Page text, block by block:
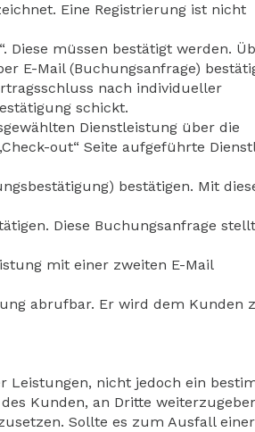
Eine Registrierung ist nicht
Diese müssen bestätigt werden.
E-Mail (Buchungsanfrage)
nach individueller
schickt.
Dienstleistung über die
out“ Seite aufgeführte
bestätigen. Mit
Diese Buchungsanfrage
mit einer zweiten E-Mail
abrufbar. Er wird dem Kunden
Leistungen, nicht jedoch ein
Kunden, an Dritte
Sollte es zum Ausfall